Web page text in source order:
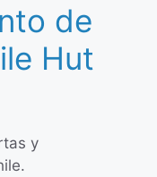
de
Hut
y